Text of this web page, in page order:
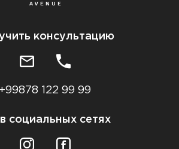
консультацию
+99878 122 99 99
социальных сетях